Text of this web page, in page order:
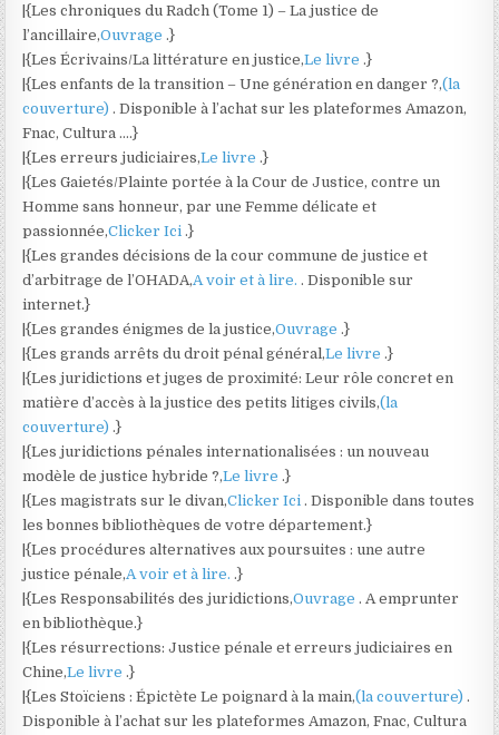
|{Les chroniques du Radch (Tome 1) – La justice de
l’ancillaire,Ouvrage .}
|{Les Écrivains/La littérature en justice,Le livre .}
|{Les enfants de la transition – Une génération en danger ?,(la
couverture) . Disponible à l’achat sur les plateformes Amazon,
Fnac, Cultura ….}
|{Les erreurs judiciaires,Le livre .}
|{Les Gaietés/Plainte portée à la Cour de Justice, contre un
Homme sans honneur, par une Femme délicate et
passionnée,Clicker Ici .}
|{Les grandes décisions de la cour commune de justice et
d’arbitrage de l’OHADA,A voir et à lire. . Disponible sur
internet.}
|{Les grandes énigmes de la justice,Ouvrage .}
|{Les grands arrêts du droit pénal général,Le livre .}
|{Les juridictions et juges de proximité: Leur rôle concret en
matière d’accès à la justice des petits litiges civils,(la
couverture) .}
|{Les juridictions pénales internationalisées : un nouveau
modèle de justice hybride ?,Le livre .}
|{Les magistrats sur le divan,Clicker Ici . Disponible dans toutes
les bonnes bibliothèques de votre département.}
|{Les procédures alternatives aux poursuites : une autre
justice pénale,A voir et à lire. .}
|{Les Responsabilités des juridictions,Ouvrage . A emprunter
en bibliothèque.}
|{Les résurrections: Justice pénale et erreurs judiciaires en
Chine,Le livre .}
|{Les Stoïciens : Épictète Le poignard à la main,(la couverture) .
Disponible à l’achat sur les plateformes Amazon, Fnac, Cultura